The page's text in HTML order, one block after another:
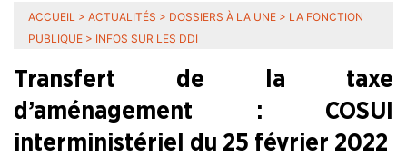
ACCUEIL > ACTUALITÉS > DOSSIERS À LA UNE > LA FONCTION
PUBLIQUE > INFOS SUR LES DDI
Transfert de la taxe
d’aménagement : COSUI
interministériel du 25 février 2022